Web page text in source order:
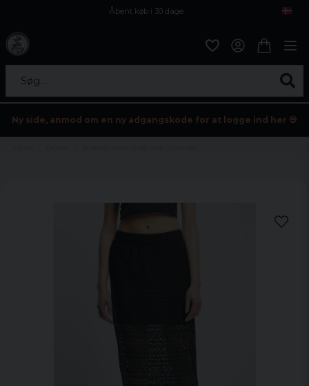
Åbent køb i 30 dage
Søg...
Ny side, anmod om en ny adgangskode for at logge ind her 💀